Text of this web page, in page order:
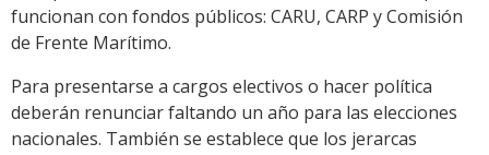
funcionan con fondos públicos: CARU, CARP y Comisión
de Frente Marítimo.
Para presentarse a cargos electivos o hacer política
deberán renunciar faltando un año para las elecciones
nacionales. También se establece que los jerarcas